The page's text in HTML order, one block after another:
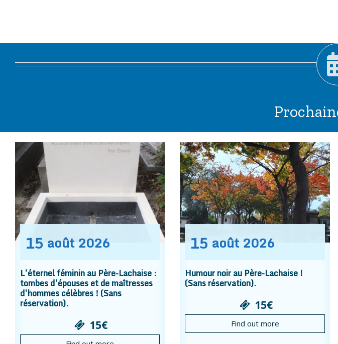
15 août 2026
L’éternel féminin au Père-Lachaise :
tombes d’épouses et de maîtresses
d’hommes célèbres ! (Sans
réservation).
15€
15 août 2026
Humour noir au Père-Lachaise !
(Sans réservation).
15€
Find out more